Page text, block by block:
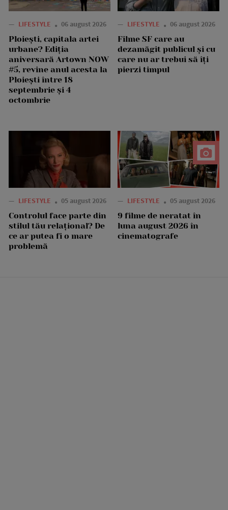
— LIFESTYLE 06 august 2026
Ploiești, capitala artei
urbane? Ediția
aniversară Artown NOW
#5, revine anul acesta la
Ploiești între 18
septembrie și 4
octombrie
— LIFESTYLE 06 august 2026
Filme SF care au
dezamăgit publicul și cu
care nu ar trebui să îți
pierzi timpul
— LIFESTYLE 05 august 2026
Controlul face parte din
stilul tău relațional? De
ce ar putea fi o mare
problemă
— LIFESTYLE 05 august 2026
9 filme de neratat în
luna august 2026 în
cinematografe